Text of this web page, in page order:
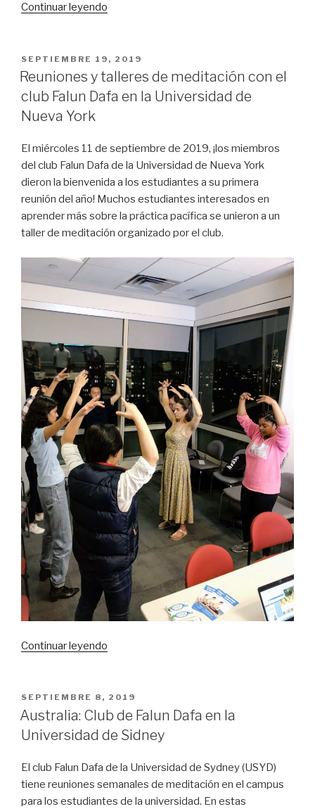
Continuar leyendo
de
Falun
Dafa
Universidad
estatal
de
Ohio»
PUBLICADO
EL
SEPTIEMBRE 19, 2019
Reuniones y talleres de meditación con el
club Falun Dafa en la Universidad de
Nueva York
El miércoles 11 de septiembre de 2019, ¡los miembros
del club Falun Dafa de la Universidad de Nueva York
dieron la bienvenida a los estudiantes a su primera
reunión del año! Muchos estudiantes interesados en
aprender más sobre la práctica pacífica se unieron a un
taller de meditación organizado por el club.
Continuar leyendo
de
meditación
con
club
Falun
Dafa
PUBLICADO
EL
SEPTIEMBRE 8, 2019
Australia: Club de Falun Dafa en la
Universidad de Sidney
El club Falun Dafa de la Universidad de Sydney (USYD)
tiene reuniones semanales de meditación en el campus
para los estudiantes de la universidad. En estas